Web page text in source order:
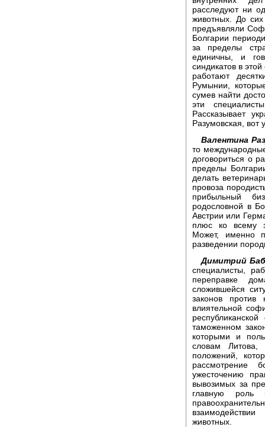
расследуют ни
животных. До
предъявляли
Болгарии
за пределы
единичны, и
синдикатов в
работают
Румынии,
сумев найти
эти
Рассказывает
Разумовская,
Валентина
то
договориться о
пределы
делать
провоза
прибыльный
родословной в
Австрии или
плюс ко всему
Может, именно
разведении
Димитрий
специалисты,
переправке
сложившейся
законов против
влиятельной
таможенном
которыми и
словам Литова,
положений,
рассмотрение
ужесточению
вывозимых за
главную роль
животных.